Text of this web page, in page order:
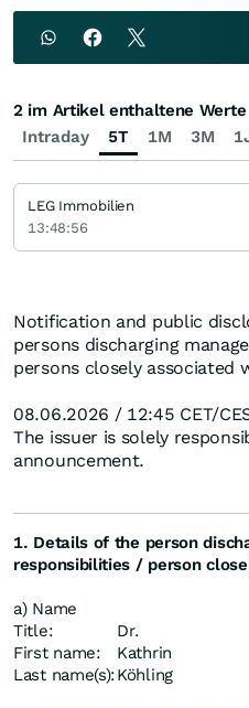
Notification and public
persons discharging
persons closely associated
08.06.2026 / 12:45 CET/
The issuer is solely
announcement.
1. Details of the person
responsibilities / person
a) Name
Title:
Dr.
First name:
Kathrin
Last name(s):Köhling
Intraday 5T 1M 3M
2 im Artikel enthaltene Werte
LEG Immobilien
13:48:56